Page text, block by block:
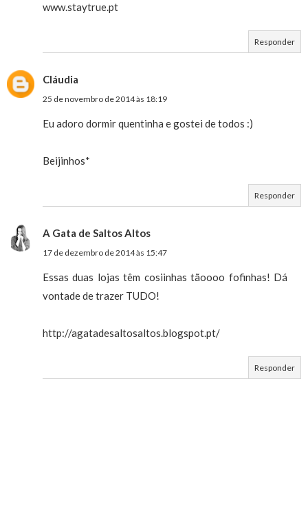
www.staytrue.pt
Responder
Cláudia
25 de novembro de 2014 às 18:19
Eu adoro dormir quentinha e gostei de todos :)
Beijinhos*
Responder
A Gata de Saltos Altos
17 de dezembro de 2014 às 15:47
Essas duas lojas têm cosiinhas tãoooo fofinhas! Dá
vontade de trazer TUDO!
http://agatadesaltosaltos.blogspot.pt/
Responder